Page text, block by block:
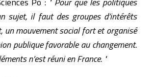
sujet, il faut des groupes d’intérêts
un mouvement social fort et organisé
publique favorable au changement.
n’est réuni en France. "